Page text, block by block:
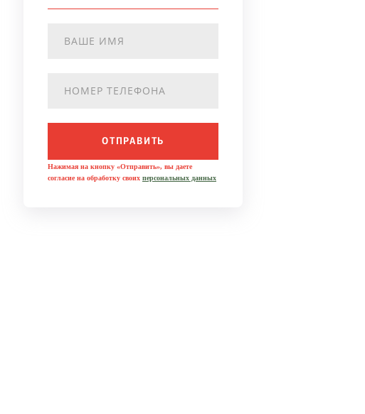
ОТПРАВИТЬ
Нажимая на кнопку «Отправить», вы даете
согласие на обработку своих персональных данных